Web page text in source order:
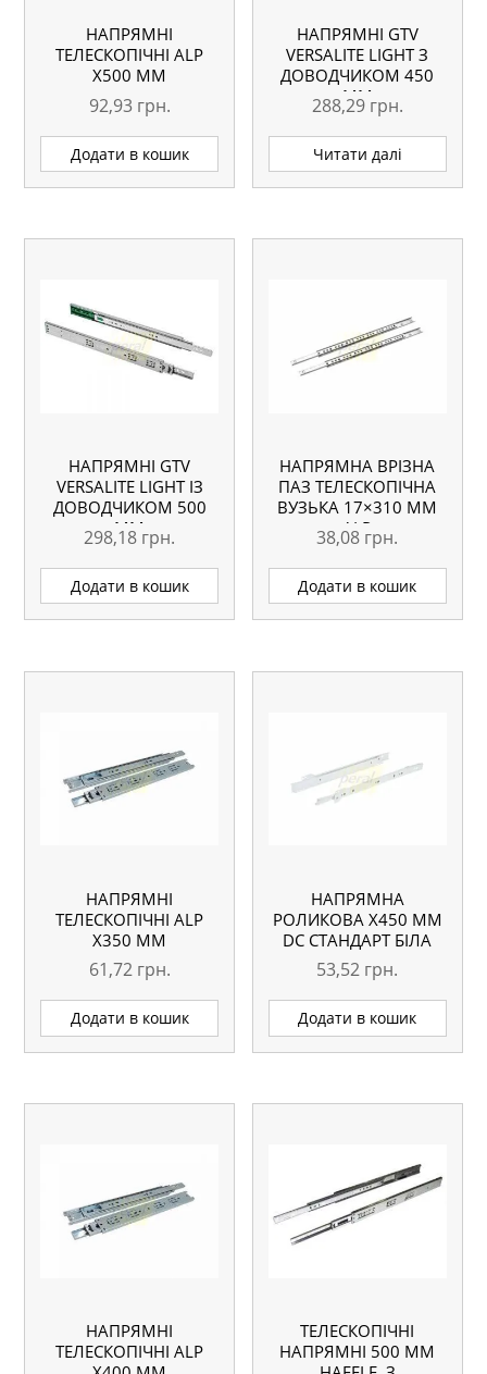
НАПРЯМНІ
ТЕЛЕСКОПІЧНІ АLP
Х500 ММ
92,93 грн.
Додати в кошик
НАПРЯМНІ GTV
VERSALITE LIGHT З
ДОВОДЧИКОМ 450
ММ
288,29 грн.
Читати далі
НАПРЯМНІ GTV
VERSALITE LIGHT ІЗ
ДОВОДЧИКОМ 500
ММ
298,18 грн.
Додати в кошик
НАПРЯМНА ВРІЗНА
ПАЗ ТЕЛЕСКОПІЧНА
ВУЗЬКА 17×310 ММ
ALP
38,08 грн.
Додати в кошик
НАПРЯМНІ
ТЕЛЕСКОПІЧНІ АLP
Х350 ММ
61,72 грн.
Додати в кошик
НАПРЯМНА
РОЛИКОВА X450 ММ
DC СТАНДАРТ БІЛА
53,52 грн.
Додати в кошик
НАПРЯМНІ
ТЕЛЕСКОПІЧНІ АLP
ТЕЛЕСКОПІЧНІ
НАПРЯМНІ 500 ММ